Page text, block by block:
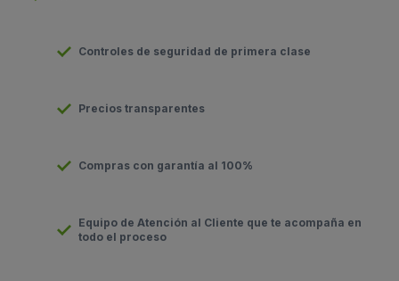
Controles de seguridad de primera clase
Precios transparentes
Compras con garantía al 100%
Equipo de Atención al Cliente que te acompaña en
todo el proceso